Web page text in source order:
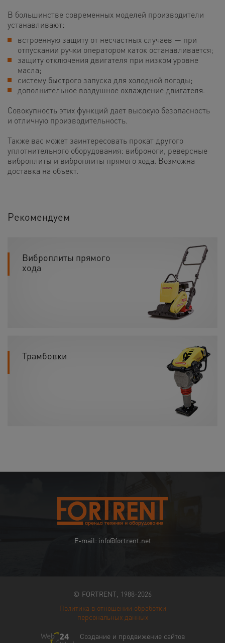
В большинстве современных моделей производители
устанавливают:
встроенную защиту от несчастных случаев — при
отпускании ручки оператором каток останавливается;
защиту отключения двигателя при низком уровне
масла;
систему быстрого запуска для холодной погоды;
дополнительное воздушное охлаждение двигателя.
Совокупность этих функций дает высокую безопасность
и отличную производительность.
Также вас может заинтересовать прокат другого
уплотнительного оборудования: виброноги, реверсные
виброплиты и виброплиты прямого хода. Возможна
доставка на объект.
Рекомендуем
Виброплиты прямого
хода
Трамбовки
E-mail: info@fortrent.net
© FORTRENT, 1988-2026
Политика в отношении обработки
персональных данных
Создание и продвижение сайтов